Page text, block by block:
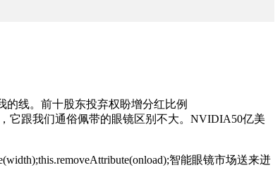
的线。前十股东投弃权盼增分红比例
，它跟我们通俗佩带的眼镜区别不大。NVIDIA50亿美
智能眼镜市场送来迸